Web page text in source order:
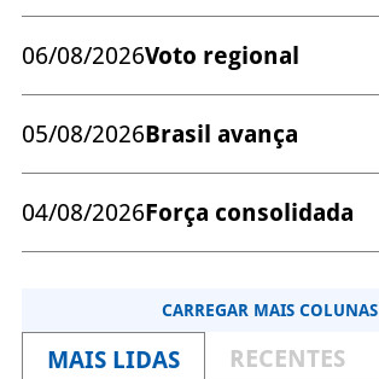
06/08/2026Voto regional
05/08/2026Brasil avança
04/08/2026Força consolidada
CARREGAR MAIS COLUNAS
MAIS LIDAS RECENTES